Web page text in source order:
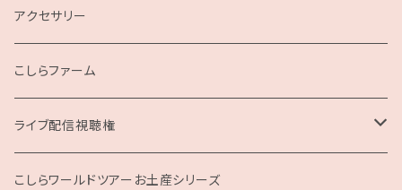
こしらガンベッタ
アクセサリー
こしらファーム
ライブ配信視聴権
こしらの集いweb
こしらワールドツアーお土産シリーズ